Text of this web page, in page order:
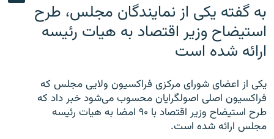
به گفته یکی از نمایندگان مجلس، طرح
استیضاح وزیر اقتصاد به هیات رئیسه
ارائه شده است
یکی از اعضای شورای مرکزی فراکسیون ولایی مجلس که
فراکسیون اصلی اصولگرایان محسوب می‌شود خبر داد که
طرح استیضاح وزیر اقتصاد با ۹۰ امضا به هیات رئیسه
مجلس ارائه شده است.